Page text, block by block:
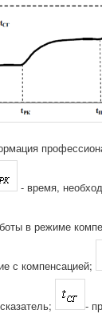
- время,
в режиме
с компенсацией;
-